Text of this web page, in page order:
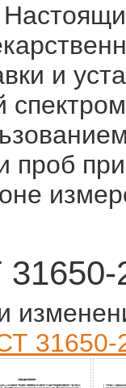
и
проб
31650-